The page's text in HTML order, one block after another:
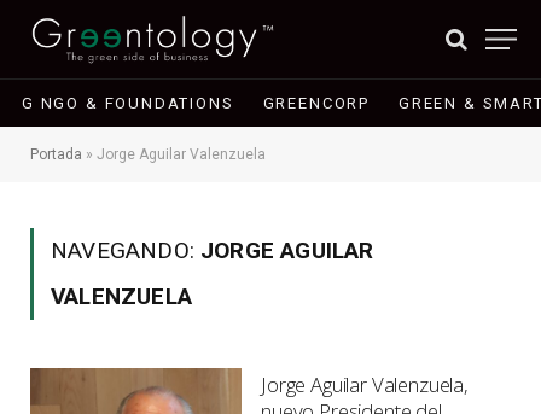
G NGO & FOUNDATIONS GREENCORP GREEN &
Portada » Jorge Aguilar Valenzuela
NAVEGANDO: JORGE AGUILAR
VALENZUELA
Jorge Aguilar Valenzuela,